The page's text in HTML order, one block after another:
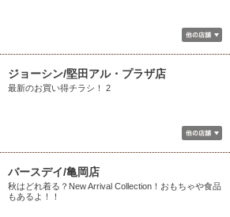
ジョーシン/堅田アル・プラザ店
最新のお買い得チラシ！ 2
バースデイ/亀岡店
秋はどれ着る？New Arrival Collection！おもちゃや食品
もあるよ！！